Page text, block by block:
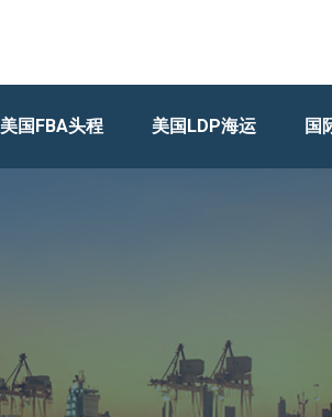
美国FBA头程 美国LDP海运 国